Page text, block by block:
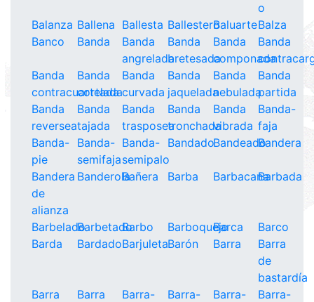
o
Balanza Ballena Ballesta BallesteroBaluarteBalza
Banco
Banda
Banda
angrelada
Banda
bretesada
Banda
componada
Banda
Banda
contracuartelada
Banda
cortada
Banda
curvada
Banda
jaquelada
Banda
nebulada
Banda
partida
Banda
reversea
Banda
tajada
Banda
trasposea
Banda
tronchada
Banda
vibrada
Banda-
faja
Banda-
pie
Banda-
semifaja
Banda-
semipalo
BandadoBandeadoBandera
Bandera
de
alianza
BanderolaBañera Barba BarbacanaBarbada
BarbeladoBarbetadoBarbo BarboquejoBarca
Barco
Barda
BardadoBarjuletaBarón Barra
Barra
de
bastardía
Barra
Barra
Barra-
Barra-
Barra-
Barra-